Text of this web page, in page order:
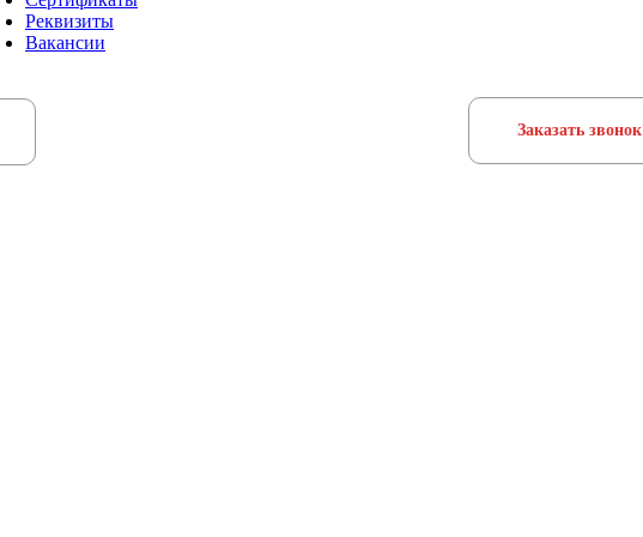
Реквизиты
Вакансии
Заказать звонок